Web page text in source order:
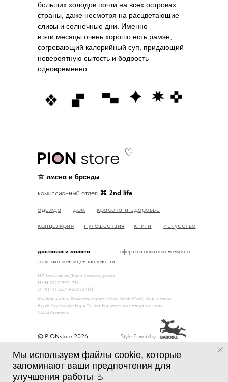
Мы используем файлы cookie, которые
запоминают ваши предпочтения для
улучшения работы ♨
больших холодов почти на всех островах
страны, даже несмотря на расцветающие
сливы и солнечные дни. Именно
в эти месяцы очень хорошо есть рамэн,
согревающий калорийный суп, придающий
невероятную сытость и бодрость
одновременно.
♡
© PIONstore 2026
комиссионный отдел ⌘ 2nd life
доставка и оплата оферта и политика возврата
Style & web by
ИП Великодная Дарья Александровна
ИНН 502718994719
ОГРНИП 322774600707111
Мы принимаем банковские карты Visa, MasterCard, Мир, а также
Apple Pay, Google Pay и Yandex Pay через платёжную систему
CloudPayments.
политика конфиденциальности
☆ имена и бренды
одежда
красота и здоровье
канцелярия
дом
искусство
книги
путешествия